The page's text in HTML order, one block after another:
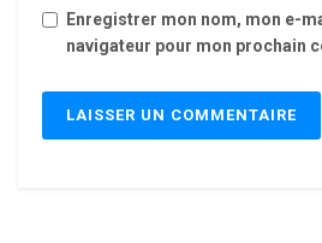
Enregistrer mon nom, mon e-
navigateur pour mon prochain